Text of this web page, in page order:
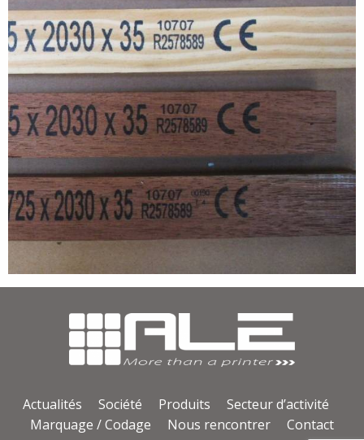
Actualités Société Produits
Secteur d’activité
Marquage / Codage
Nous rencontrer Contact